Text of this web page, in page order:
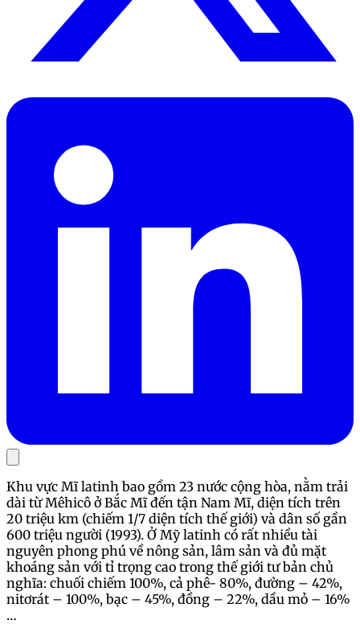
Khu vực Mĩ latinh bao gồm 23 nước cộng hòa, nằm trải
dài từ Mêhicô ở Bắc Mĩ đến tận Nam Mĩ, diện tích trên
20 triệu km (chiếm 1/7 diện tích thế giới) và dân số gần
600 triệu người (1993). Ở Mỹ latinh có rất nhiều tài
nguyên phong phú về nông sản, lâm sản và đủ mặt
khoáng sản với tỉ trọng cao trong thế giới tư bản chủ
nghĩa: chuối chiếm 100%, cả phê- 80%, đường – 42%,
nitơrát – 100%, bạc – 45%, đồng – 22%, dầu mỏ – 16%
…